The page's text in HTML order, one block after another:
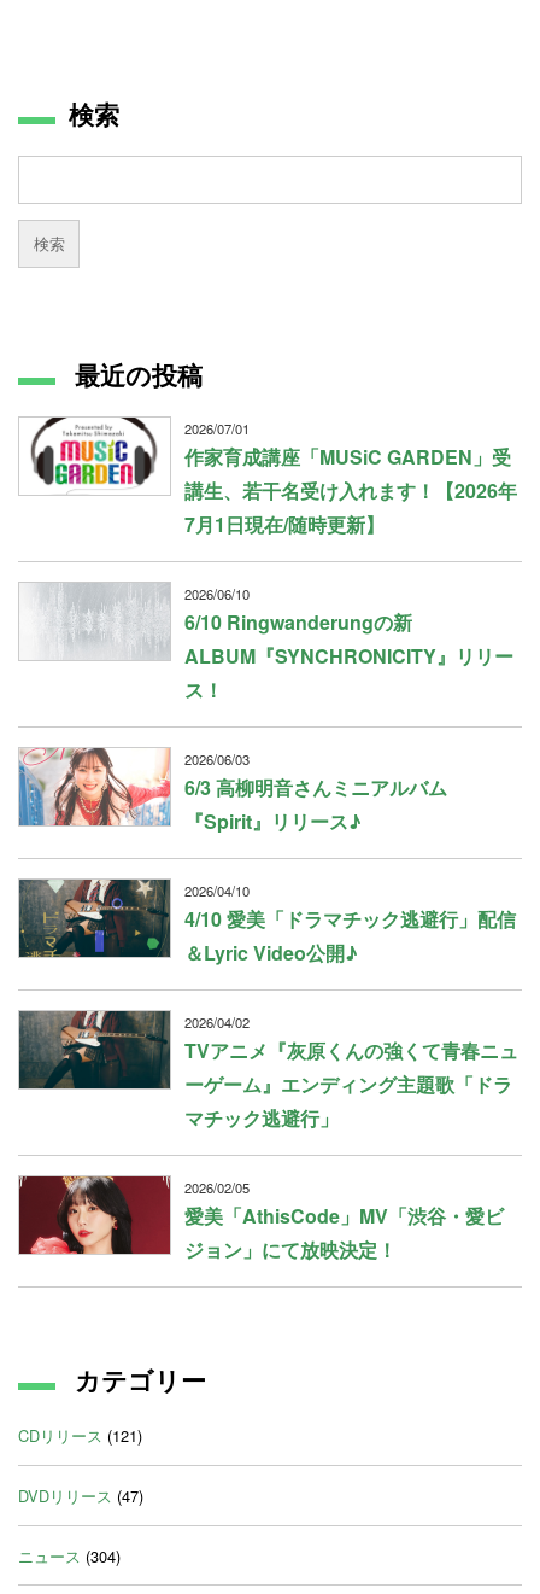
検索
最近の投稿
2026/07/01
作家育成講座「MUSiC GARDEN」受
講生、若干名受け入れます！【2026年
7月1日現在/随時更新】
2026/06/10
6/10 Ringwanderungの新
ALBUM『SYNCHRONICITY』リリー
ス！
2026/06/03
6/3 高柳明音さんミニアルバム
『Spirit』リリース♪
2026/04/10
4/10 愛美「ドラマチック逃避行」配信
＆Lyric Video公開♪
2026/04/02
TVアニメ『灰原くんの強くて青春ニュ
ーゲーム』エンディング主題歌「ドラ
マチック逃避行」
2026/02/05
愛美「AthisCode」MV「渋谷・愛ビ
ジョン」にて放映決定！
カテゴリー
CDリリース (121)
DVDリリース (47)
ニュース (304)